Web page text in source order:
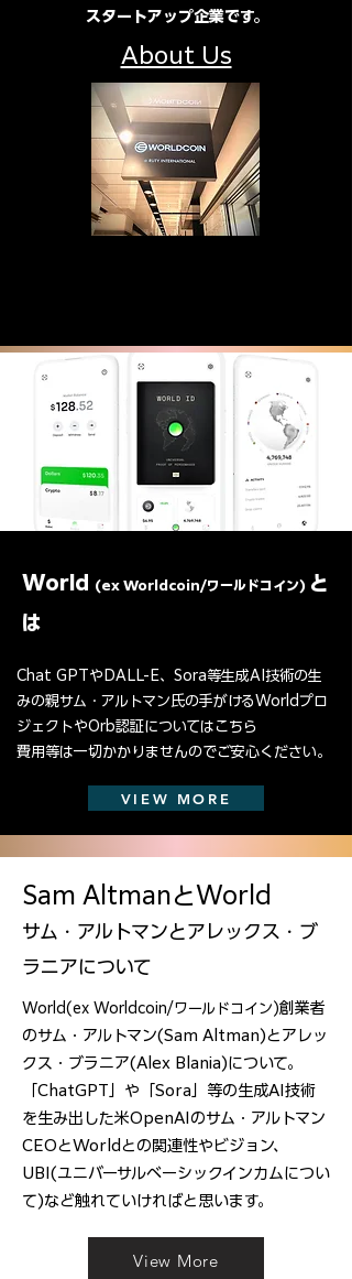
​スタートアップ企業です。
About Us
World (ex Worldcoin/ワールドコイン) と
は
Chat GPTやDALL-E、Sora等生成AI技術の生
みの親サム・アルトマン氏の手がけるWorldプロ
ジェクトやOrb認証についてはこちら
​​費用等は一切かかりませんのでご安心ください。
VIEW MORE
Sam AltmanとWorld
サム・アルトマンとアレックス・ブ
ラニアについて
World(ex Worldcoin/ワールドコイン)創業者
のサム・アルトマン(Sam Altman)とアレッ
クス・ブラニア(Alex Blania)について。
「ChatGPT」や「Sora」等の生成AI技術
を生み出した米OpenAIのサム・アルトマン
CEOとWorldとの関連性やビジョン、
UBI(ユニバーサルベーシックインカムについ
て)など触れていければと思います。
View More